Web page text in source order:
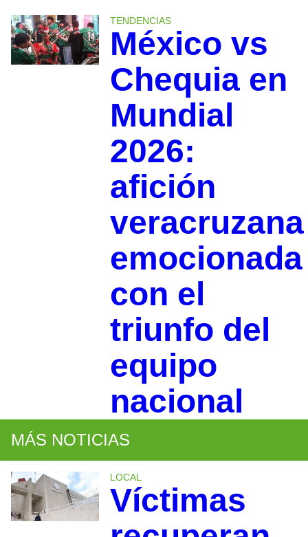
TENDENCIAS
México vs
Chequia en
Mundial
2026:
afición
veracruzana
emocionada
con el
triunfo del
equipo
nacional
MÁS NOTICIAS
LOCAL
Víctimas